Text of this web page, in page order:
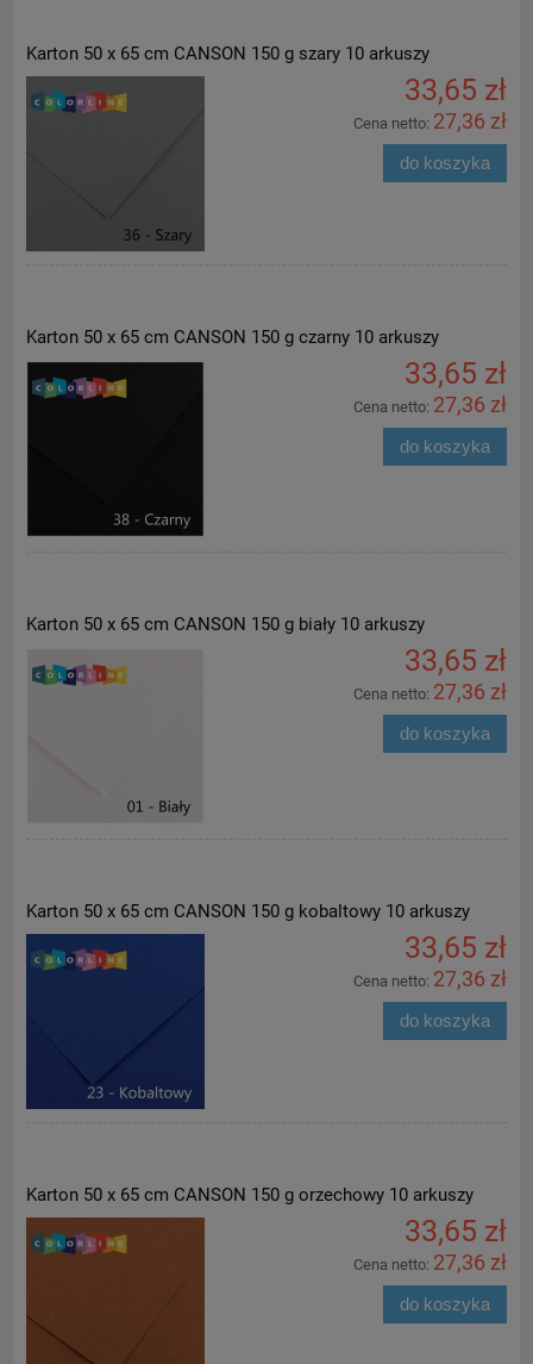
Karton 50 x 65 cm CANSON 150 g szary 10 arkuszy
33,65 zł
Cena netto: 27,36 zł
do koszyka
Karton 50 x 65 cm CANSON 150 g czarny 10 arkuszy
33,65 zł
Cena netto: 27,36 zł
do koszyka
Karton 50 x 65 cm CANSON 150 g biały 10 arkuszy
33,65 zł
Cena netto: 27,36 zł
do koszyka
Karton 50 x 65 cm CANSON 150 g kobaltowy 10 arkuszy
33,65 zł
Cena netto: 27,36 zł
do koszyka
Karton 50 x 65 cm CANSON 150 g orzechowy 10 arkuszy
33,65 zł
Cena netto: 27,36 zł
do koszyka